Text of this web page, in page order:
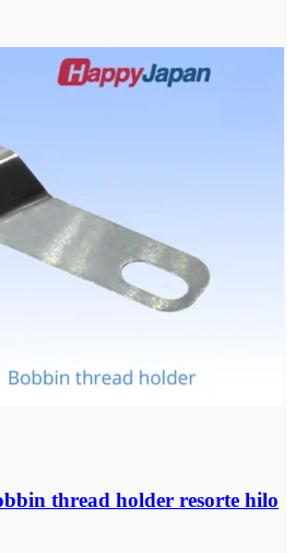
thread holder resorte hilo